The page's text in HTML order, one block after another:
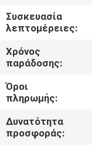
ΕΛΆΤΕ
ΣΕ
ΕΠΑΦΉ
ΜΕ
ΕΙΔΉΣΕΙΣ
Συσκευασία
λεπτομέρειες:
Χρόνος
παράδοσης:
Όροι
πληρωμής:
Δυνατότητα
προσφοράς: